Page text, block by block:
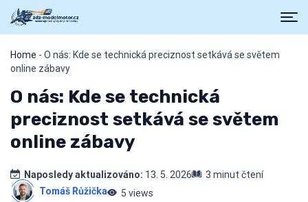
Home - O nás: Kde se technická preciznost setkává se světem
online zábavy
O nás: Kde se technická
preciznost setkává se světem
online zábavy
Naposledy aktualizováno: 13. 5. 2026
3 minut čtení
Tomáš Růžička
5 views